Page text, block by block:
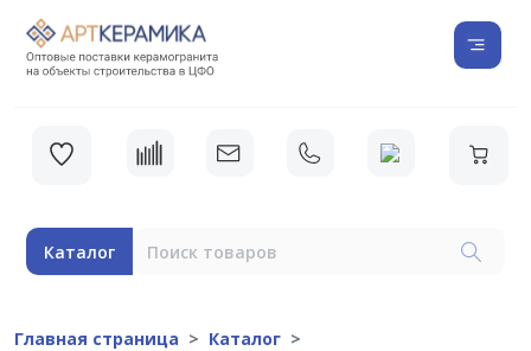
Каталог
Главная страница
Каталог